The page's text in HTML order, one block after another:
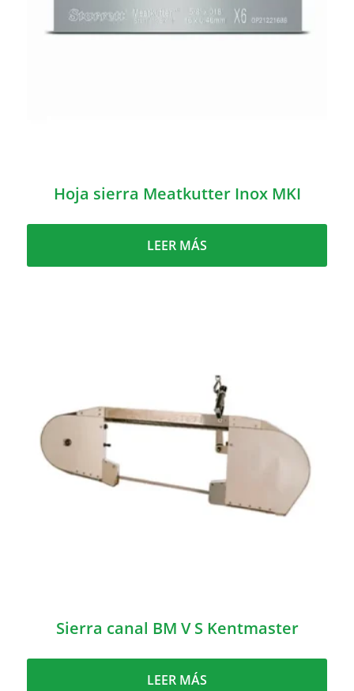
Hoja sierra Meatkutter Inox MKI
LEER MÁS
Sierra canal BM V S Kentmaster
LEER MÁS